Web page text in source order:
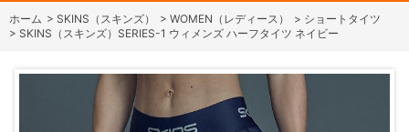
ホーム > SKINS（スキンズ） > WOMEN（レディース） > ショートタイツ
> SKINS（スキンズ）SERIES-1 ウィメンズ ハーフタイツ ネイビー